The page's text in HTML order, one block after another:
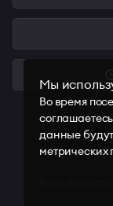
Bright Rich |
Мы
Во время
данные
метрических